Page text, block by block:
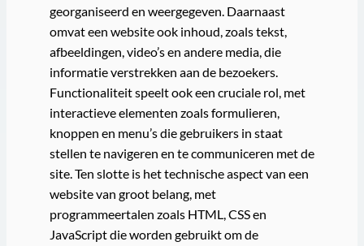
georganiseerd en weergegeven. Daarnaast
omvat een website ook inhoud, zoals tekst,
afbeeldingen, video’s en andere media, die
informatie verstrekken aan de bezoekers.
Functionaliteit speelt ook een cruciale rol, met
interactieve elementen zoals formulieren,
knoppen en menu’s die gebruikers in staat
stellen te navigeren en te communiceren met de
site. Ten slotte is het technische aspect van een
website van groot belang, met
programmeertalen zoals HTML, CSS en
JavaScript die worden gebruikt om de